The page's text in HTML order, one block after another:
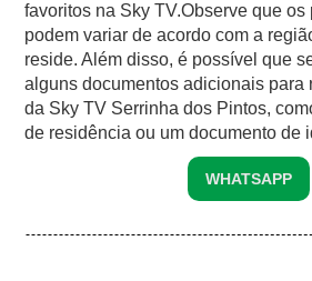
favoritos na Sky TV.Observe que os
podem variar de acordo com a
reside. Além disso, é possível que
alguns documentos adicionais para
da Sky TV Serrinha dos Pintos,
de residência ou um documento de
WHATSAPP